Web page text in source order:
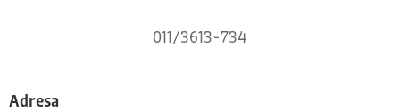
011/3613-734
Adresa